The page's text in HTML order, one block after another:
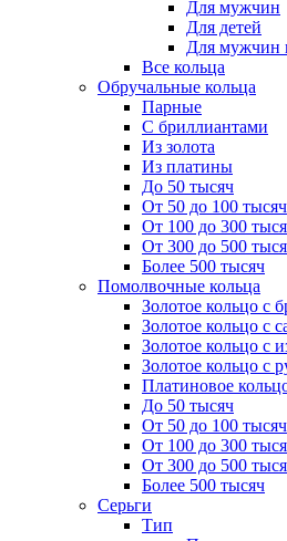
Для мужчин
Для детей
Для мужчин
Все кольца
Обручальные кольца
Парные
С бриллиантами
Из золота
Из платины
До 50 тысяч
От 50 до 100 тысяч
От 100 до 300
От 300 до 500
Более 500 тысяч
Помолвочные кольца
Золотое кольцо с
Золотое кольцо с
Золотое кольцо с
Золотое кольцо с
Платиновое
До 50 тысяч
От 50 до 100 тысяч
От 100 до 300
От 300 до 500
Более 500 тысяч
Серьги
Тип